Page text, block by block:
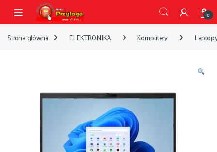
Przejdź do nawigacji
Przejdź do treści
Open 0
Strona główna ELEKTRONIKA Komputery